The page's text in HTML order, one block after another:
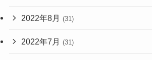
2022年8月 (31)
2022年7月 (31)